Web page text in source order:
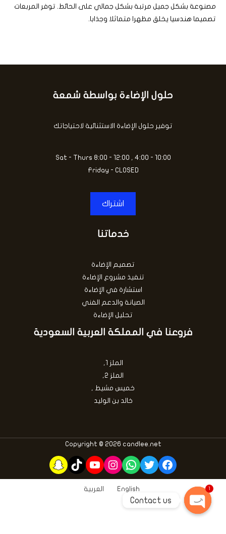
مصنوعة بشكل جميل مرتبة بشكل جمالي على الحائط. توفر المربعات
تصميما هندسيا يخلق مظهرا متماثلا وجذابا.
حلول الإضاءة بواسطة شمعة
توفير حلول الإضاءة الاستثنائية لاحتياجاتك
Sat - Thurs 8:00 - 12:00 , 4:00 - 10:00
Friday - CLOSED
اشتراك
خدماتنا
تصميم الإضاءة
تنفيذ مشروع الإضاءة
استشارة في الإضاءة
الصيانة والدعم الفني
تحليل الإضاءة
فروعنا في المملكة العربية السعودية
الملز 1,
الملز 2,
خميس مشيط ,
خالد بن الوليد
Copyright © 2026 candlee.net
Facebook
Twitter
WhatsApp
Instagram
YouTube
TikTok
Snapchat
English العربية
Contact us
OPEN
1